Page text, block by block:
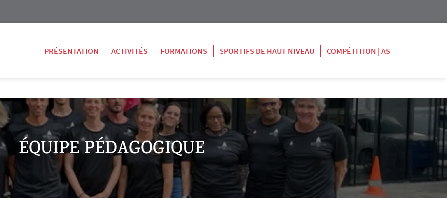
PRÉSENTATION
ACTIVITÉS FORMATIONS SPORTIFS DE HAUT NIVEAU COMPÉTITION | AS
ÉQUIPE PÉDAGOGIQUE